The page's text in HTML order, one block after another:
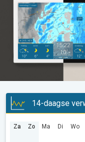
14-daagse
Za Zo Ma Di Wo